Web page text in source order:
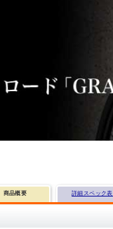
商品概要 詳細スペック表